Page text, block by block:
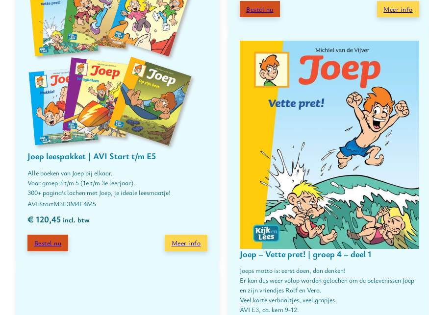
Joep leespakket | AVI Start t/m E5
Alle boeken van Joep bij elkaar.
Voor groep 3 t/m 5 (1e t/m 3e leerjaar).
300+ pagina’s lachen met Joep, je ideale leesmaatje!
StartM3E3M4E4M5
€ 120,45 incl. btw
Bestel nu Meer info
Bestel nu Meer info
Joep – Vette pret! | groep 4 – deel 1
Joeps motto is: eerst doen, dan denken!
Er kan dus weer volop worden gelachen om de belevenissen Joep
en zijn vriendjes Rolf en Vera.
Veel korte verhaaltjes, veel grapjes.
AVI E3, ca. kern 9-12.